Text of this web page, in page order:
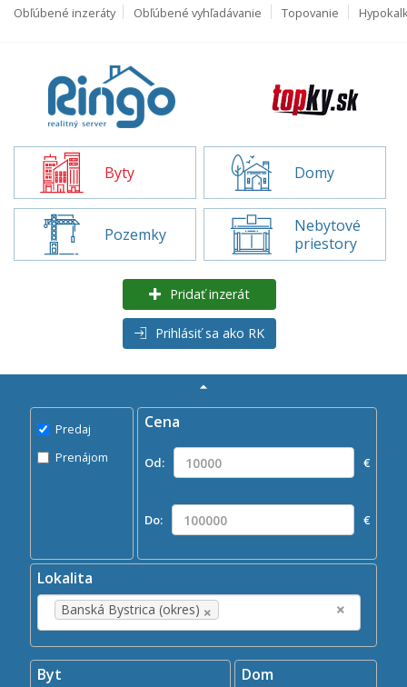
Obľúbené inzeráty Obľúbené vyhľadávanie Topovanie
Byty Domy
Pozemky
Nebytové
priestory
Pridať inzerát
Prihlásiť sa ako RK
×
Hľadaj
Predaj
Prenájom
Cena
Od: €
Do: €
Lokalita
×
×
Banská Bystrica (okres)
Byt Dom